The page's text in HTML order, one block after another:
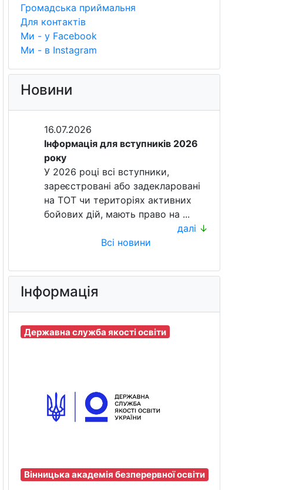
Громадська приймальня
Для контактів
Ми - у Facebook
Ми - в Instagram
Новини
16.07.2026
Інформація для вступників 2026
року
У 2026 році всі вступники,
зареєстровані або задекларовані
на ТОТ чи територіях активних
бойових дій, мають право на ...
далі ↓
Всі новини
Інформація
Державна служба якості освіти
Вінницька академія безперервної освіти